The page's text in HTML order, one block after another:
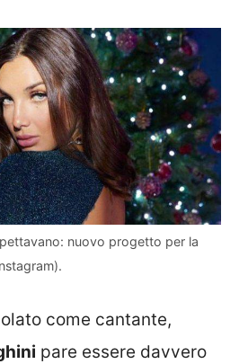
nuovo progetto per la
come cantante,
pare essere davvero